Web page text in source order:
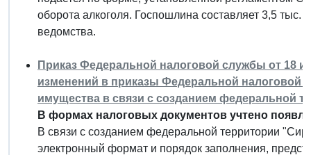
оборота алкоголя. Госпошлина составляет 3,5 тыс.
ведомства.
Приказ Федеральной налоговой службы от 18
изменений в приказы Федеральной налоговой
имущества в связи с созданием федеральной
В формах налоговых документов учтено
В связи с созданием федеральной территории
электронный формат и порядок заполнения,